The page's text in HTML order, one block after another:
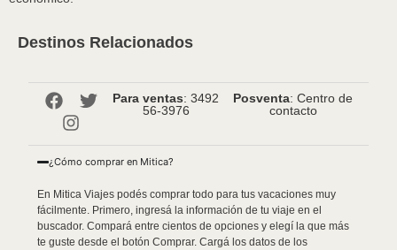
Destinos Relacionados
Para ventas: 3492
56-3976
Posventa: Centro de
contacto
¿Cómo comprar en Mitica?
En Mitica Viajes podés comprar todo para tus vacaciones muy
fácilmente. Primero, ingresá la información de tu viaje en el
buscador. Compará entre cientos de opciones y elegí la que más
te guste desde el botón Comprar. Cargá los datos de los